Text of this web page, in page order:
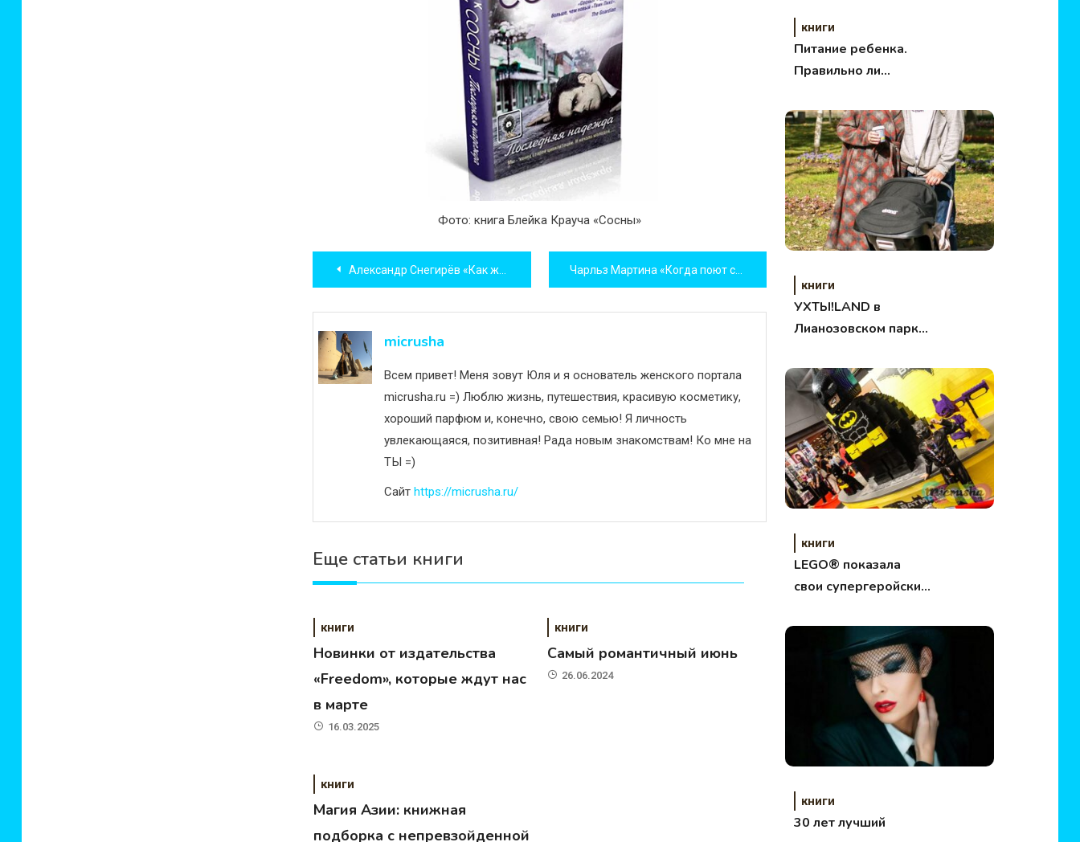
Фото: книга Блейка Крауча «Сосны»
Навигация
по
записям
Александр Снегирёв «Как же её звали?..» Чарльз Мартина «Когда поют сверчки»
micrusha
Всем привет! Меня зовут Юля и я основатель женского портала
micrusha.ru =) Люблю жизнь, путешествия, красивую косметику,
хороший парфюм и, конечно, свою семью! Я личность
увлекающаяся, позитивная! Рада новым знакомствам! Ко мне на
ТЫ =)
Сайт https://micrusha.ru/
Еще статьи книги
книги
Новинки от издательства
«Freedom», которые ждут нас
в марте
16.03.2025
книги
Самый романтичный июнь
26.06.2024
книги
Магия Азии: книжная
подборка с непревзойденной
книги
Питание ребенка.
Правильно ли
книги
УХТЫ!LAND в
Лианозовском парке
книги
LEGO® показала
свои супергеройские
книги
30 лет лучший